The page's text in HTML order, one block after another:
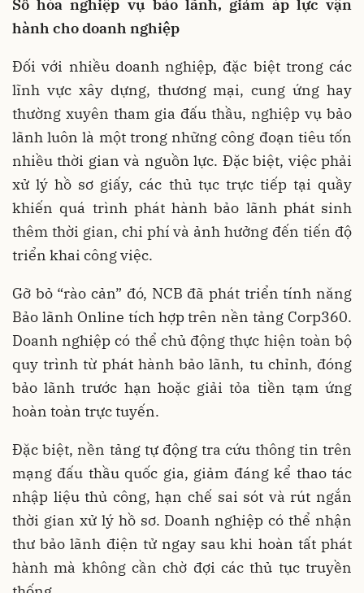
Số hóa nghiệp vụ bảo lãnh, giảm áp lực vận
hành cho doanh nghiệp
Đối với nhiều doanh nghiệp, đặc biệt trong các
lĩnh vực xây dựng, thương mại, cung ứng hay
thường xuyên tham gia đấu thầu, nghiệp vụ bảo
lãnh luôn là một trong những công đoạn tiêu tốn
nhiều thời gian và nguồn lực. Đặc biệt, việc phải
xử lý hồ sơ giấy, các thủ tục trực tiếp tại quầy
khiến quá trình phát hành bảo lãnh phát sinh
thêm thời gian, chi phí và ảnh hưởng đến tiến độ
triển khai công việc.
Gỡ bỏ “rào cản” đó, NCB đã phát triển tính năng
Bảo lãnh Online tích hợp trên nền tảng Corp360.
Doanh nghiệp có thể chủ động thực hiện toàn bộ
quy trình từ phát hành bảo lãnh, tu chỉnh, đóng
bảo lãnh trước hạn hoặc giải tỏa tiền tạm ứng
hoàn toàn trực tuyến.
Đặc biệt, nền tảng tự động tra cứu thông tin trên
mạng đấu thầu quốc gia, giảm đáng kể thao tác
nhập liệu thủ công, hạn chế sai sót và rút ngắn
thời gian xử lý hồ sơ. Doanh nghiệp có thể nhận
thư bảo lãnh điện tử ngay sau khi hoàn tất phát
hành mà không cần chờ đợi các thủ tục truyền